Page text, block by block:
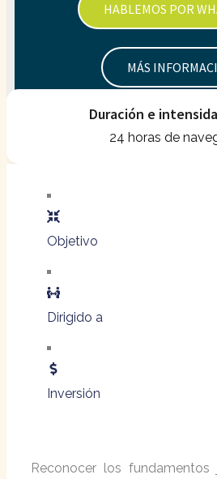
HABLEMOS POR
MÁS
Duración e
24 horas de
Objetivo
Dirigido a
Inversión
Reconocer los fundamentos